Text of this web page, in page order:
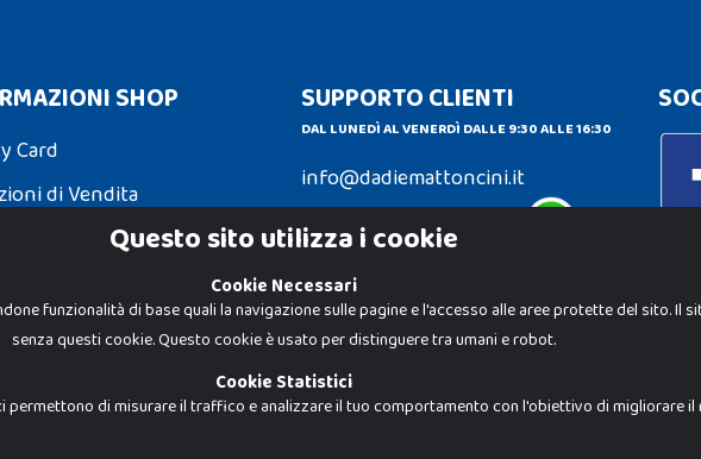
SHOP
Card
di Vendita
SUPPORTO CLIENTI
DAL LUNEDÌ AL VENERDÌ DALLE 9:30 ALLE 16:30
info@dadiemattoncini.it
Contattaci su Whatsapp
Dadi e Mattoncini è un brand di Giocabene Srl. Ogni
proprietà dei rispettivi titolari.
I prezzi e le promozioni pubblicate potrebbero differire da
Giocabene Srl - via della Posta 8, 20123 Milano (MI)
Questo sito utilizza i cookie
Cookie Necessari
funzionalità di base quali la navigazione sulle pagine e l'accesso alle aree protette del sito. Il
senza questi cookie. Questo cookie è usato per distinguere tra umani e robot.
Cookie Statistici
permettono di misurare il traffico e analizzare il tuo comportamento con l'obiettivo di migliorare